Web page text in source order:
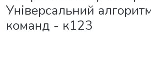
Універсальний
команд - к123